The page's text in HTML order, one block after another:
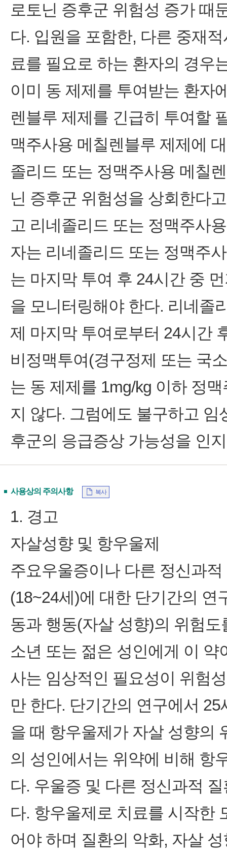
로토닌 증후군 위험성 증가 때
다. 입원을 포함한, 다른 중재
료를 필요로 하는 환자의 경우
이미 동 제제를 투여받는 환자
렌블루 제제를 긴급히 투여할
맥주사용 메칠렌블루 제제에
졸리드 또는 정맥주사용 메칠
닌 증후군 위험성을 상회한다
고 리네졸리드 또는 정맥주사
자는 리네졸리드 또는 정맥주
는 마지막 투여 후 24시간 중
을 모니터링해야 한다. 리네졸
제 마지막 투여로부터 24시간
비정맥투여(경구정제 또는 국
는 동 제제를 1mg/kg 이하 정
지 않다. 그럼에도 불구하고
후군의 응급증상 가능성을 인
사용상의 주의사항 복사
1. 경고
자살성향 및 항우울제
주요우울증이나 다른 정신과
(18~24세)에 대한 단기간의 연
동과 행동(자살 성향)의 위험
소년 또는 젊은 성인에게 이
사는 임상적인 필요성이 위험
만 한다. 단기간의 연구에서
을 때 항우울제가 자살 성향의
의 성인에서는 위약에 비해 항
다. 우울증 및 다른 정신과적
다. 항우울제로 치료를 시작한
어야 하며 질환의 악화, 자살